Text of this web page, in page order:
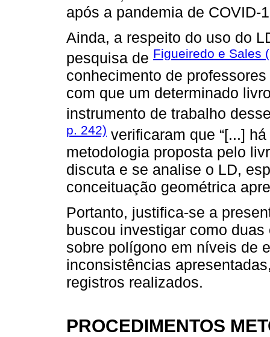
após a pandemia de COVID-
Ainda, a respeito do uso do
pesquisa de Figueiredo e Sales
conhecimento de
com que um determinado
instrumento de trabalho
p. 242) verificaram que “[...]
metodologia proposta pelo
discuta e se analise o LD,
conceituação geométrica
Portanto, justifica-se a
buscou investigar como
sobre polígono em níveis de
inconsistências
registros realizados.
PROCEDIMENTOS